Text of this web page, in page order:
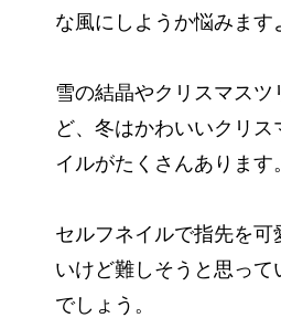
な風にしようか悩みます
雪の結晶やクリスマスツ
ど、冬はかわいいクリス
イルがたくさんあります。
セルフネイルで指先を可
いけど難しそうと思って
でしょう。